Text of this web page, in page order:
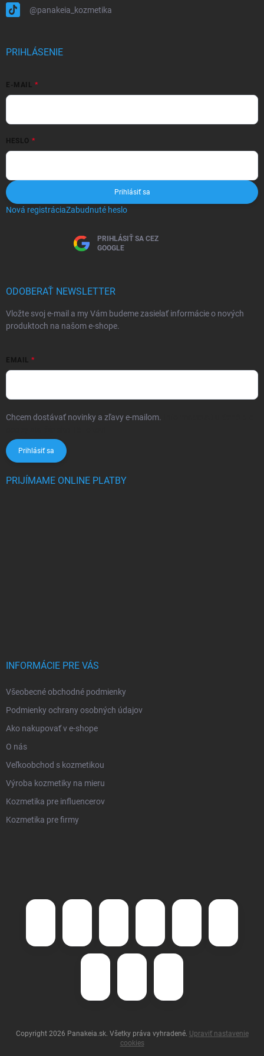
@panakeia_kozmetika
PRIHLÁSENIE
E-MAIL
HESLO
Prihlásiť sa
Nová registráciaZabudnuté heslo
PRIHLÁSIŤ SA CEZ
GOOGLE
ODOBERAŤ NEWSLETTER
Vložte svoj e-mail a my Vám budeme zasielať informácie o nových
produktoch na našom e-shope.
EMAIL
Chcem dostávať novinky a zľavy e-mailom.
Prihlásiť sa
PRIJÍMAME ONLINE PLATBY
INFORMÁCIE PRE VÁS
Všeobecné obchodné podmienky
Podmienky ochrany osobných údajov
Ako nakupovať v e-shope
O nás
Veľkoobchod s kozmetikou
Výroba kozmetiky na mieru
Kozmetika pre influencerov
Kozmetika pre firmy
Copyright 2026 Panakeia.sk. Všetky práva vyhradené. Upraviť nastavenie
cookies